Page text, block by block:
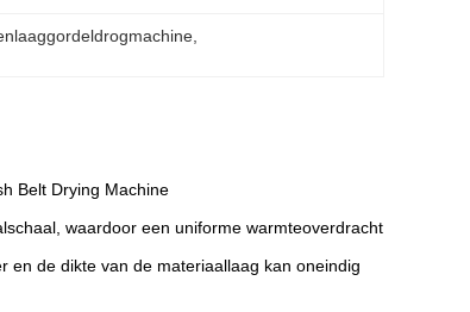
Belt Drying Machine
waardoor een uniforme warmteoverdracht
en de dikte van de materiaallaag kan oneindig